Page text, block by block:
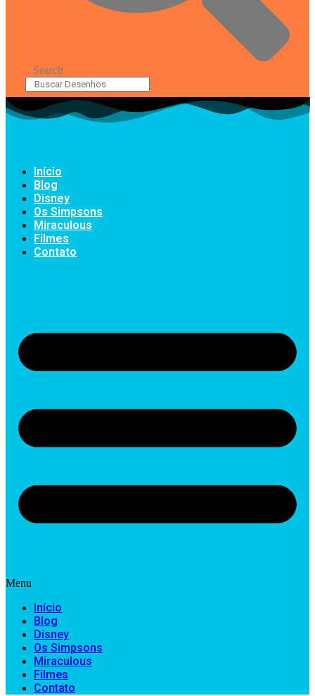
Search
Início
Blog
Disney
Os Simpsons
Miraculous
Filmes
Contato
Menu
Início
Blog
Disney
Os Simpsons
Miraculous
Filmes
Contato